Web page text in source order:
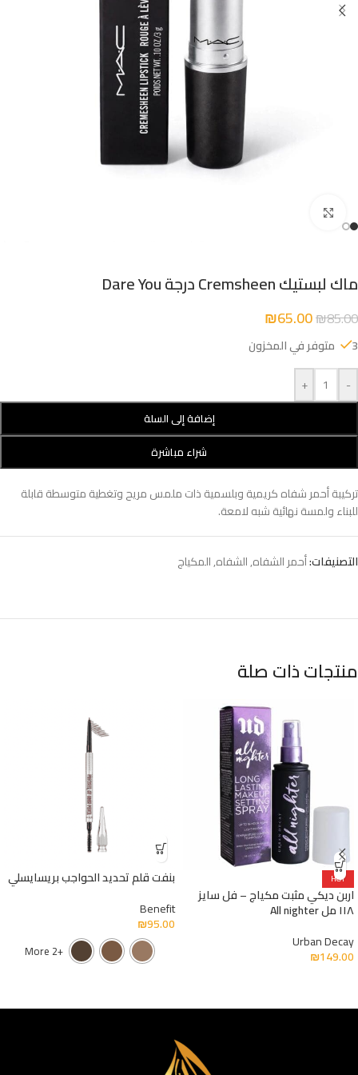
ماك لبستيك Cremsheen درجة Dare You
₪85.00
₪65.00
3 متوفر في المخزون
-
+
إضافة إلى السلة
شراء مباشرة
تركيبة أحمر شفاه كريمية وبلسمية ذات ملمس مريح وتغطية متوسطة قابلة
للبناء ولمسة نهائية شبه لامعة.
التصنيفات:أحمر الشفاه,الشفاه,المكياج
منتجات ذات صلة
HOT
اربن ديكي مثبت مكياج – فل سايز
١١٨ مل All nighter
Urban Decay
₪149.00
بنفت قلم تحديد الحواجب بريسايسلي
Benefit
₪95.00
+2 More